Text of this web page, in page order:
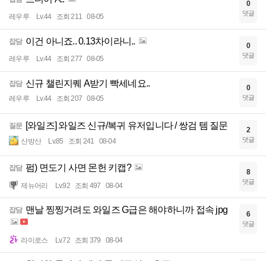
레우루 Lv.44 조회 211 08-05
0
댓글
잡담 이건 아니죠.. 0.13차이라니..
레우루 Lv.44 조회 277 08-05
0
댓글
잡담 신규 챌린지퀘 A받기 빡세네요..
레우루 Lv.44 조회 207 08-05
0
댓글
질문 [와일즈] 와일즈 신규/복귀 유저입니다 / 쌍검 템 질문
산방산 Lv.85 조회 241 08-04
2
댓글
잡담 펌) 면도기 사면 몬헌 키캡?
제뉴어리 Lv.92 조회 497 08-04
8
댓글
잡담 맨날 찡찡거려도 와일즈 G급은 해야하니까 접속 jpg
라이로스 Lv.72 조회 379 08-04
6
댓글